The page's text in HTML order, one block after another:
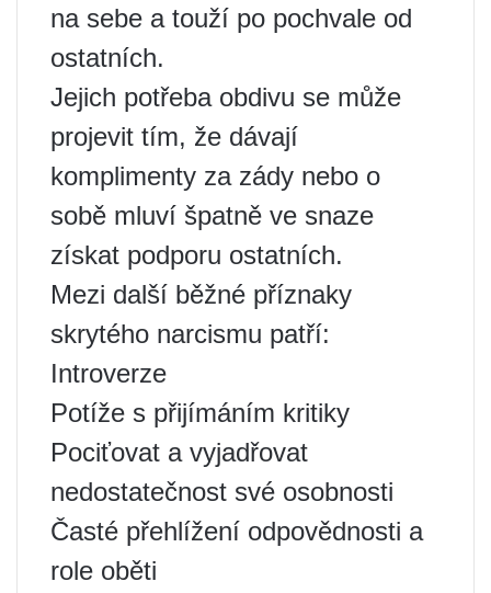
na sebe a touží po pochvale od
ostatních.
Jejich potřeba obdivu se může
projevit tím, že dávají
komplimenty za zády nebo o
sobě mluví špatně ve snaze
získat podporu ostatních.
Mezi další běžné příznaky
skrytého narcismu patří:
Introverze
Potíže s přijímáním kritiky
Pociťovat a vyjadřovat
nedostatečnost své osobnosti
Časté přehlížení odpovědnosti a
role oběti